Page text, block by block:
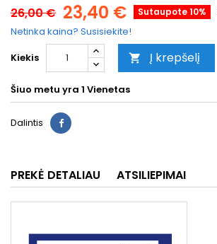
26,00 € 23,40 € Sutaupote 10%
Netinka kaina? Susisiekite!
Kiekis
 Į krepšelį
Šiuo metu yra 1 Vienetas
Dalintis
PREKĖ DETALIAU ATSILIEPIMAI